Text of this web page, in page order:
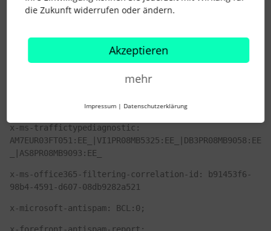
report to abuse@mailjet.com
x-eopattributedmessage: 0
x-eoptenantattributedmessage: fe0109e4-00c4-4c56-
x-ms-publictraffictype: Email
x-ms-traffictypediagnostic:
AM7EUR03FT051:EE_|VI1PR08MB5325:EE_|DB3PR08MB9058:EE
_|AS8PR08MB9093:EE_
x-ms-office365-filtering-correlation-id: b91453f6-
98b4-4591-d607-08db9282a521
x-microsoft-antispam: BCL:0;
die Zukunft widerrufen oder ändern.
Akzeptieren
mehr
Impressum | Datenschutzerklärung